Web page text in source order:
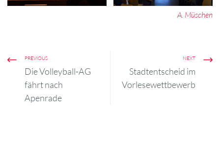
A. Müschen
PREVIOUS
Die Volleyball-AG
fährt nach
Apenrade
NEXT
Stadtentscheid im
Vorlesewettbewerb